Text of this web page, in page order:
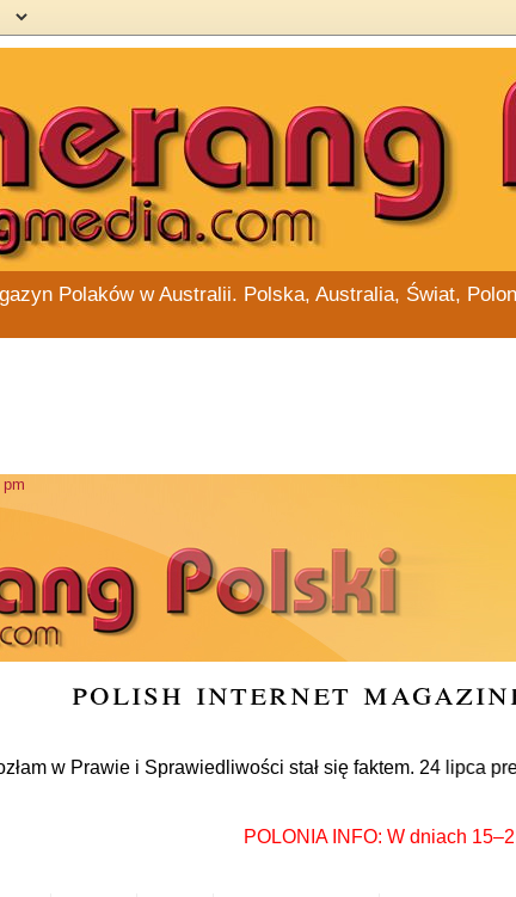
Polaków w Australii. Polska, Australia, Świat,
polish internet
w Prawie i Sprawiedliwości stał się faktem. 24 lipca
POLONIA INFO: W dniach